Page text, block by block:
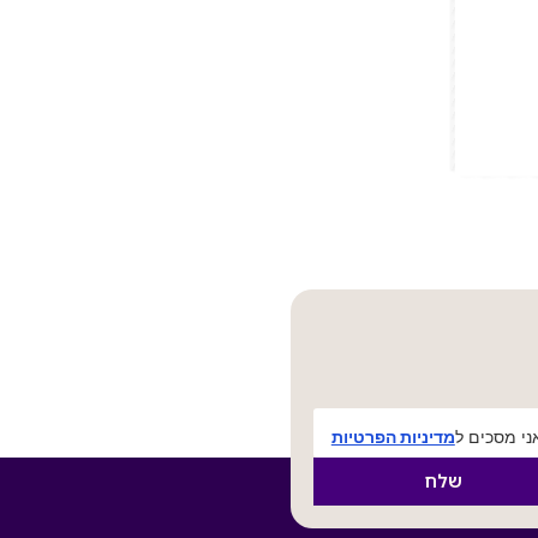
מסכים למדיניות הפרטיות
שלח